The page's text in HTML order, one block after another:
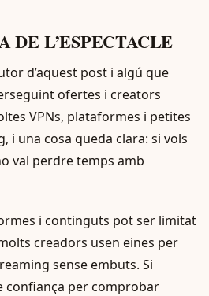
DE L’ESPECTACLE
d’aquest post i algú que
ofertes i creators
VPNs, plataformes i petites
i una cosa queda clara: si vols
val perdre temps amb
i continguts pot ser limitat
creadors usen eines per
sense embuts. Si
confiança per comprobar